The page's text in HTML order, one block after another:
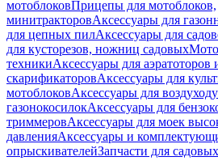
мотоблоковПрицепы для мотоблоков,
минитракторовАксессуары для
для цепных пилАксессуары для
для кусторезов, ножниц садовых
техникиАксессуары для аэратоторов
скарификаторовАксессуары для
мотоблоковАксессуары для
газонокосилокАксессуары для
триммеровАксессуары для моек
давленияАксессуары и
опрыскивателейЗапчасти для садовых